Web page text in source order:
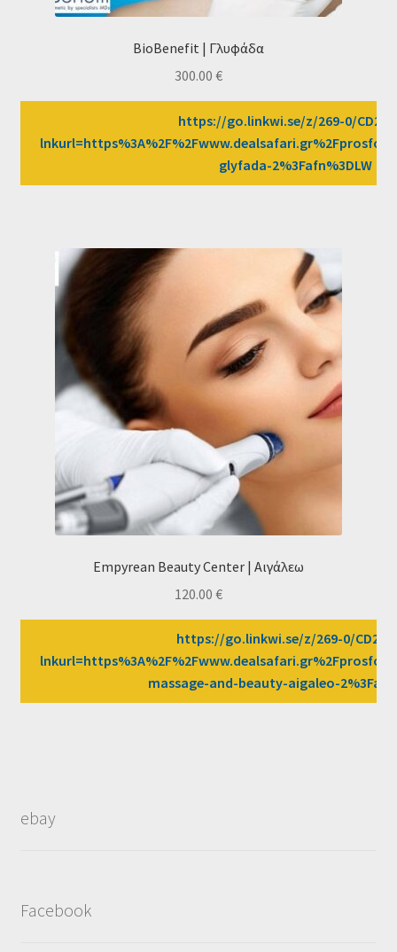
BioBenefit | Γλυφάδα
300.00 €
https://go.linkwi.se/z/269-0/
glyfada-2%3Fafn%3DLW
Empyrean Beauty Center | Αιγάλεω
120.00 €
https://go.linkwi.se/z/269-0/
massage-and-beauty-aigaleo-
ebay
Facebook